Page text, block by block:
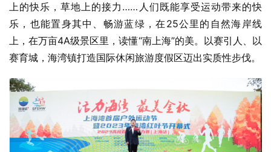
上的快乐，草地上的接力……人们既能享受运动带来的快
乐，也能置身其中、畅游蓝绿，在25公里的自然海岸线
上，在万亩4A级景区里，读懂“南上海”的美。以赛引人、以
赛育城，海湾镇打造国际休闲旅游度假区迈出实质性步伐。